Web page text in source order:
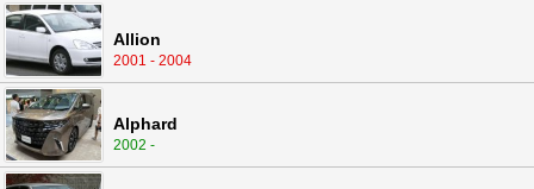
Allion
2001 - 2004
Alphard
2002 -